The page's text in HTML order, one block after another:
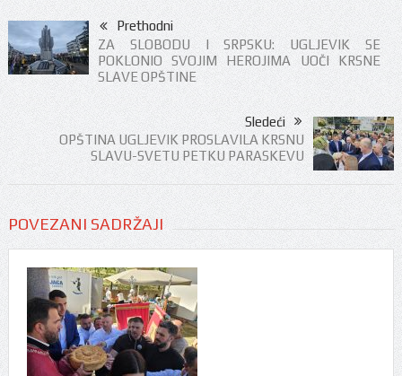
Prethodni
ZA SLOBODU I SRPSKU: UGLJEVIK SE
POKLONIO SVOJIM HEROJIMA UOČI KRSNE
SLAVE OPŠTINE
Sledeći
OPŠTINA UGLJEVIK PROSLAVILA KRSNU
SLAVU-SVETU PETKU PARASKEVU
POVEZANI SADRŽAJI